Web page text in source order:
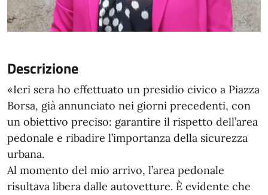
Descrizione
«Ieri sera ho effettuato un presidio civico a Piazza
Borsa, già annunciato nei giorni precedenti, con
un obiettivo preciso: garantire il rispetto dell’area
pedonale e ribadire l’importanza della sicurezza
urbana.
Al momento del mio arrivo, l’area pedonale
risultava libera dalle autovetture. È evidente che